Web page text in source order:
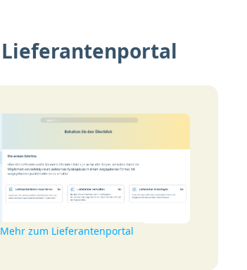
Lieferantenportal
Mehr zum Lieferantenportal